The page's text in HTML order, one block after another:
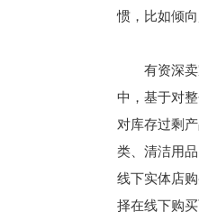
惯，比如倾
有资深
中，基于对
对库存过剩
类、清洁用
线下实体店
择在线下购